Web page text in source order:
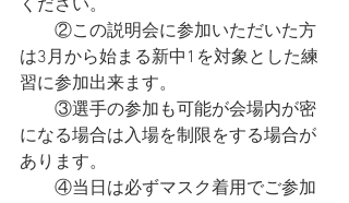
ください。
②この説明会に参加いただいた方
は3月から始まる新中1を対象とした練
習に参加出来ます。
③選手の参加も可能が会場内が密
になる場合は入場を制限をする場合が
あります。
④当日は必ずマスク着用でご参加